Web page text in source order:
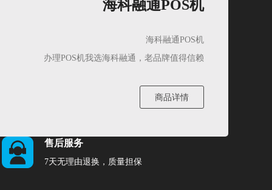
海科融通POS机
海科融通POS机
办理POS机我选海科融通，老品牌值得信赖
商品详情
售后服务
7天无理由退换，质量担保